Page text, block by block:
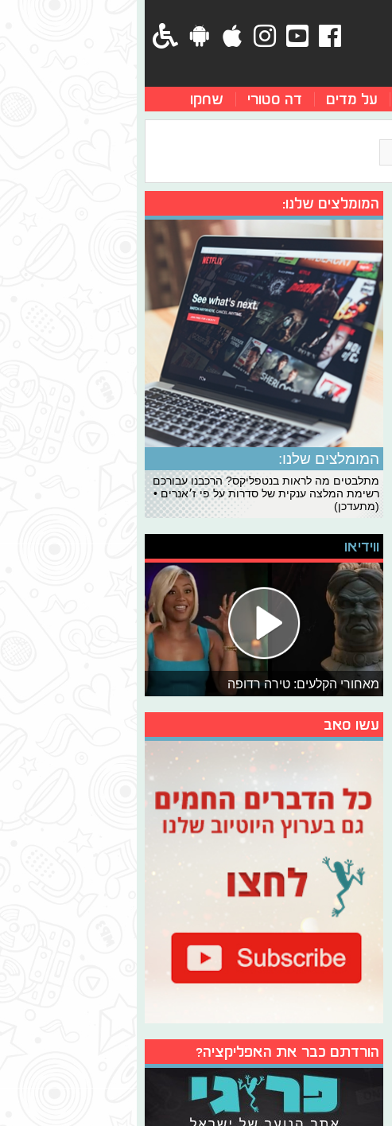
על מדים דה סטורי שחקו
המומלצים שלנו:
המומלצים שלנו:
מתלבטים מה לראות בנטפליקס? הרכבנו עבורכם
רשימת המלצה ענקית של סדרות על פי ז׳אנרים •
(מתעדכן)
ווידיאו
מאחורי הקלעים: טירה רדופה
עשו סאב
הורדתם כבר את האפליקציה?